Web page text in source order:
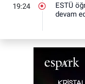
19:24
ESTÜ
devam